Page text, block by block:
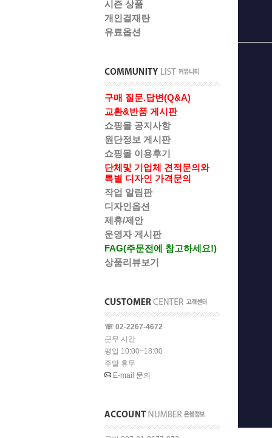
시즌 상품
개인결재란
유료옵션
구매 질문.답변(Q&A)
교환&반품 게시판
쇼핑몰 공지사항
원단정보 게시판
쇼핑몰 이용후기
단체및 기업체 견적문의와
특별 디자인 가격문의
작업 알림판
디자인옵션
제휴/제안
운영자 게시판
FAG(주문전에 참고하세요!)
상품리뷰보기
☏ 02-2267-4672
근무 시간
평일 10:00~18:00
주말 휴무
E-mail 문의